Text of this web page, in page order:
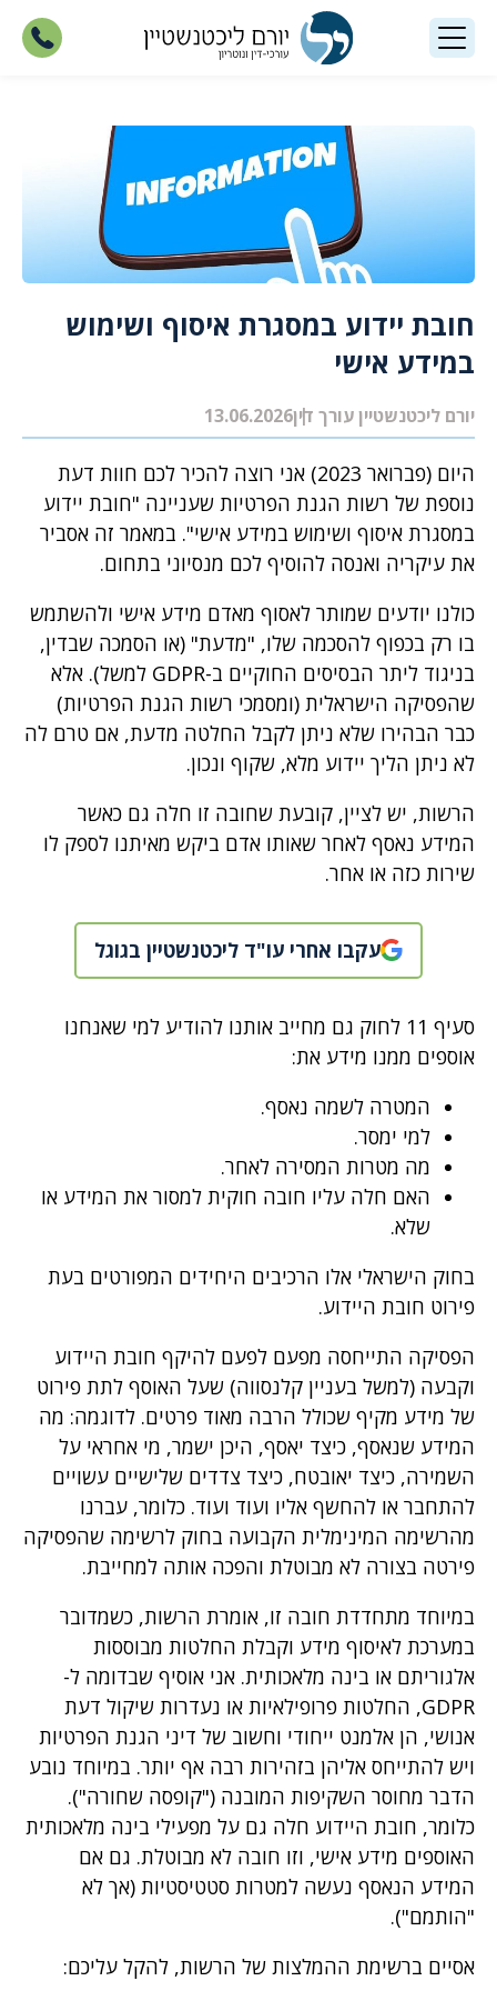
חובת יידוע במסגרת איסוף ושימוש
במידע אישי
יורם ליכטנשטיין עורך דין13.06.2026
היום (פברואר 2023) אני רוצה להכיר לכם חוות דעת
נוספת של רשות הגנת הפרטיות שעניינה "חובת יידוע
במסגרת איסוף ושימוש במידע אישי". במאמר זה אסביר
את עיקריה ואנסה להוסיף לכם מנסיוני בתחום.
כולנו יודעים שמותר לאסוף מאדם מידע אישי ולהשתמש
בו רק בכפוף להסכמה שלו, "מדעת" (או הסמכה שבדין,
בניגוד ליתר הבסיסים החוקיים ב-GDPR למשל). אלא
שהפסיקה הישראלית (ומסמכי רשות הגנת הפרטיות)
כבר הבהירו שלא ניתן לקבל החלטה מדעת, אם טרם לה
לא ניתן הליך יידוע מלא, שקוף ונכון.
הרשות, יש לציין, קובעת שחובה זו חלה גם כאשר
המידע נאסף לאחר שאותו אדם ביקש מאיתנו לספק לו
שירות כזה או אחר.
עקבו אחרי עו"ד ליכטנשטיין בגוגל
סעיף 11 לחוק גם מחייב אותנו להודיע למי שאנחנו
אוספים ממנו מידע את:
המטרה לשמה נאסף.
למי ימסר.
מה מטרות המסירה לאחר.
האם חלה עליו חובה חוקית למסור את המידע או
שלא.
בחוק הישראלי אלו הרכיבים היחידים המפורטים בעת
פירוט חובת היידוע.
הפסיקה התייחסה מפעם לפעם להיקף חובת היידוע
וקבעה (למשל בעניין קלנסווה) שעל האוסף לתת פירוט
של מידע מקיף שכולל הרבה מאוד פרטים. לדוגמה: מה
המידע שנאסף, כיצד יאסף, היכן ישמר, מי אחראי על
השמירה, כיצד יאובטח, כיצד צדדים שלישיים עשויים
להתחבר או להחשף אליו ועוד ועוד. כלומר, עברנו
מהרשימה המינימלית הקבועה בחוק לרשימה שהפסיקה
פירטה בצורה לא מבוטלת והפכה אותה למחייבת.
במיוחד מתחדדת חובה זו, אומרת הרשות, כשמדובר
במערכת לאיסוף מידע וקבלת החלטות מבוססות
אלגוריתם או בינה מלאכותית. אני אוסיף שבדומה ל-
GDPR, החלטות פרופילאיות או נעדרות שיקול דעת
אנושי, הן אלמנט ייחודי וחשוב של דיני הגנת הפרטיות
ויש להתייחס אליהן בזהירות רבה אף יותר. במיוחד נובע
הדבר מחוסר השקיפות המובנה ("קופסה שחורה").
כלומר, חובת היידוע חלה גם על מפעילי בינה מלאכותית
האוספים מידע אישי, וזו חובה לא מבוטלת. גם אם
המידע הנאסף נעשה למטרות סטטיסטיות (אך לא
"הותמם").
אסיים ברשימת ההמלצות של הרשות, להקל עליכם: